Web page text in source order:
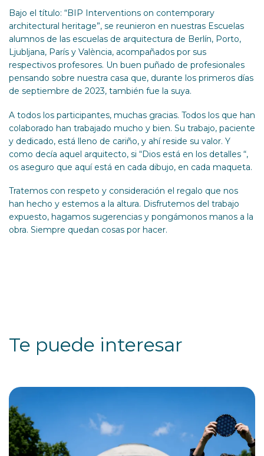
Bajo el título: “BIP Interventions on contemporary
architectural heritage”, se reunieron en nuestras Escuelas
alumnos de las escuelas de arquitectura de Berlín, Porto,
Ljubljana, París y València, acompañados por sus
respectivos profesores. Un buen puñado de profesionales
pensando sobre nuestra casa que, durante los primeros días
de septiembre de 2023, también fue la suya.
A todos los participantes, muchas gracias. Todos los que han
colaborado han trabajado mucho y bien. Su trabajo, paciente
y dedicado, está lleno de cariño, y ahí reside su valor. Y
como decía aquel arquitecto, si “Dios está en los detalles “,
os aseguro que aquí está en cada dibujo, en cada maqueta.
Tratemos con respeto y consideración el regalo que nos
han hecho y estemos a la altura. Disfrutemos del trabajo
expuesto, hagamos sugerencias y pongámonos manos a la
obra. Siempre quedan cosas por hacer.
Te puede interesar